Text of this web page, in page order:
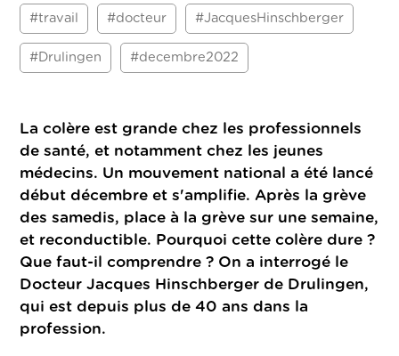
#travail #docteur #JacquesHinschberger
#Drulingen #decembre2022
La colère est grande chez les professionnels
de santé, et notamment chez les jeunes
médecins. Un mouvement national a été lancé
début décembre et s'amplifie. Après la grève
des samedis, place à la grève sur une semaine,
et reconductible. Pourquoi cette colère dure ?
Que faut-il comprendre ? On a interrogé le
Docteur Jacques Hinschberger de Drulingen,
qui est depuis plus de 40 ans dans la
profession.